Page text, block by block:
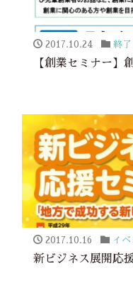
2017.10.24 終了
【創業セミナー】
2017.10.16 イ
新ビジネス展開応